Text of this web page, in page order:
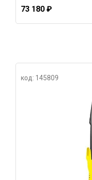
73 180 ₽
код: 145809